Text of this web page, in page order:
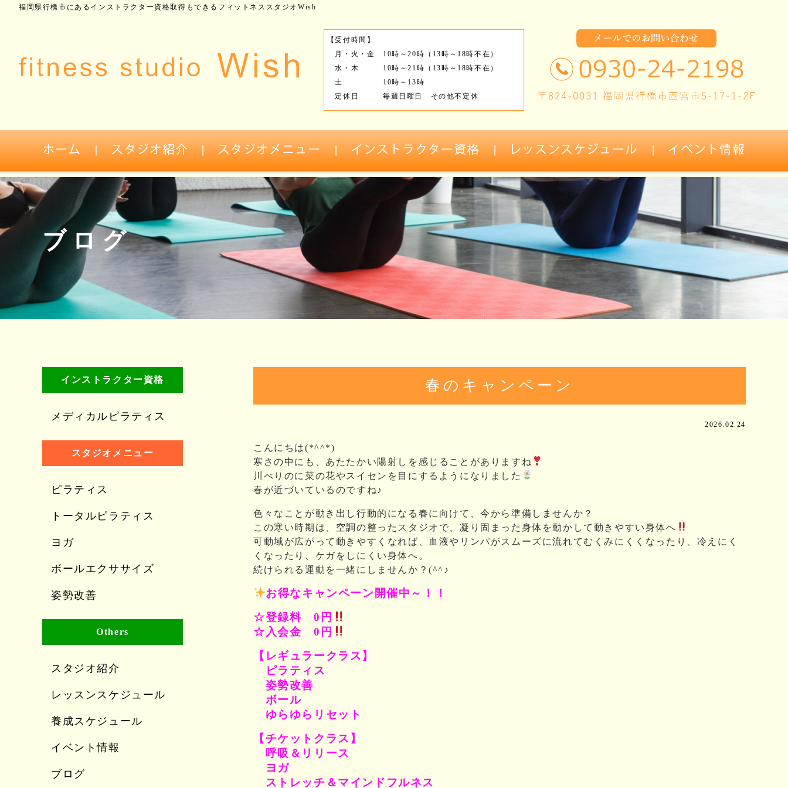
福岡県行橋市にあるインストラクター資格取得もできるフィットネススタジオWish
【受付時間】
月・火・金 10時～20時（13時～18時不在）
水・木 10時～21時（13時～18時不在）
土 10時～13時
定休日 毎週日曜日 その他不定休
ブログ
インストラクター資格
メディカルピラティス
スタジオメニュー
ピラティス
トータルピラティス
ヨガ
ボールエクササイズ
姿勢改善
Others
スタジオ紹介
レッスンスケジュール
養成スケジュール
イベント情報
ブログ
春のキャンペーン
2026.02.24
こんにちは(*^^*)
寒さの中にも、あたたかい陽射しを感じることがありますね
川べりのに菜の花やスイセンを目にするようになりました
春が近づいているのですね♪
色々なことが動き出し行動的になる春に向けて、今から準備しませんか？
この寒い時期は、空調の整ったスタジオで、凝り固まった身体を動かして動きやすい身体へ
可動域が広がって動きやすくなれば、血液やリンパがスムーズに流れてむくみにくくなったり、冷えにく
くなったり、ケガをしにくい身体へ。
続けられる運動を一緒にしませんか？(^^♪
お得なキャンペーン開催中～！！
☆登録料 0円
☆入会金 0円
【レギュラークラス】
ピラティス
姿勢改善
ボール
ゆらゆらリセット
【チケットクラス】
呼吸＆リリース
ヨガ
ストレッチ＆マインドフルネス